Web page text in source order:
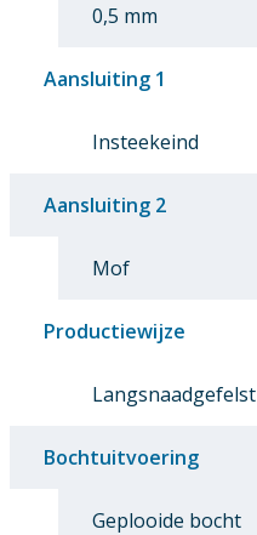
0,5 mm
Aansluiting 1
Insteekeind
Aansluiting 2
Mof
Productiewijze
Langsnaadgefelst
Bochtuitvoering
Geplooide bocht